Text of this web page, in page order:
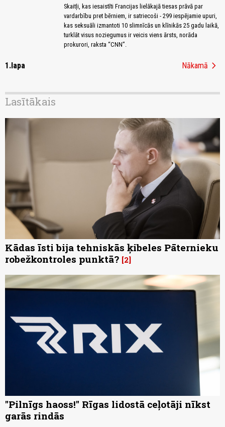
Skaitļi, kas iesaistīti Francijas lielākajā tiesas prāvā par
vardarbību pret bērniem, ir satriecoši - 299 iespējamie upuri,
kas seksuāli izmantoti 10 slimnīcās un klīnikās 25 gadu laikā,
turklāt visus noziegumus ir veicis viens ārsts, norāda
prokurori, raksta “CNN”.
1.lapa Nākamā chevron_right
Lasītākais
Kādas īsti bija tehniskās ķibeles Pāternieku
robežkontroles punktā? 2
"Pilnīgs haoss!" Rīgas lidostā ceļotāji nīkst
garās rindās